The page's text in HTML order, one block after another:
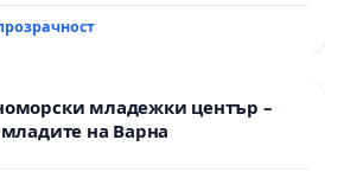
младежки център –
младите на Варна